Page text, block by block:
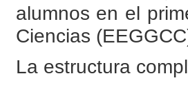
alumnos en el
Ciencias
La estructura